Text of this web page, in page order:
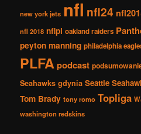
new york jets nfl nfl24
nfl 2018 nflpl oakland raiders
peyton manning philadelphia
PLFApodcast
Seahawks gdynia Seattle
Tom Brady tony romo Topliga
washington redskins